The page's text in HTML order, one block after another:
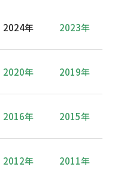
2024年 2023年
2020年 2019年
2016年 2015年
2012年 2011年